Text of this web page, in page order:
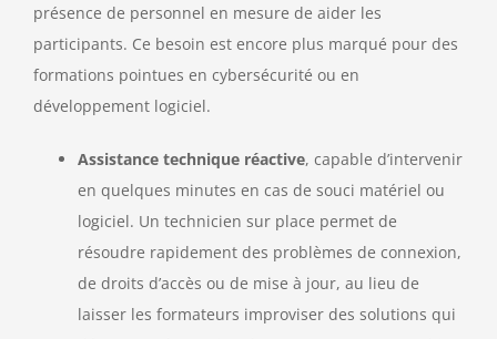
présence de personnel en mesure de aider les
participants. Ce besoin est encore plus marqué pour des
formations pointues en cybersécurité ou en
développement logiciel.
Assistance technique réactive, capable d’intervenir
en quelques minutes en cas de souci matériel ou
logiciel. Un technicien sur place permet de
résoudre rapidement des problèmes de connexion,
de droits d’accès ou de mise à jour, au lieu de
laisser les formateurs improviser des solutions qui